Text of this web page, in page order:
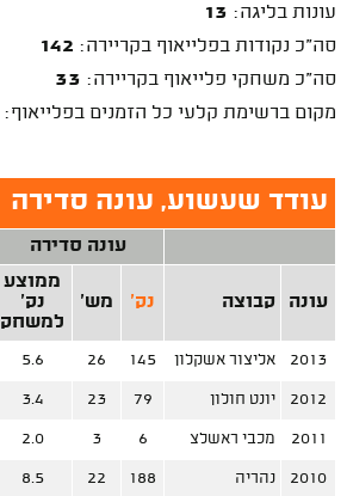
עונות בליגה: 13
סה"כ נקודות בפלייאוף בקריירה: 142
סה"כ משחקי פלייאוף בקריירה: 33
מקום ברשימת קלעי כל הזמנים בפלייאוף:
עודד שעשוע, עונה סדירה
עונה סדירה
עונה קבוצה נק' מש'
ממוצע
נק'
למשחק
2013 אליצור אשקלון 145
26
5.6
2012 יונט חולון 79
23
3.4
2011 מכבי ראשלצ 6
3
2.0
2010 נהריה 188
22
8.5